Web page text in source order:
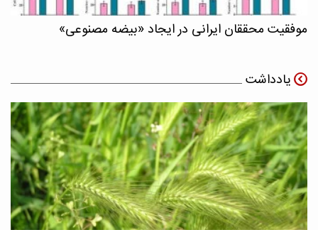
موفقیت محققان ایرانی در ایجاد «بیضه مصنوعی»
یادداشت